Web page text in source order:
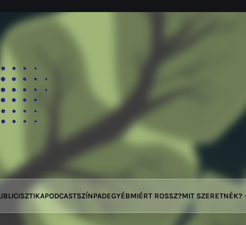
PODCASTSZÍNPADEGYÉBMIÉRT ROSSZ?MIT SZERETNÉK?